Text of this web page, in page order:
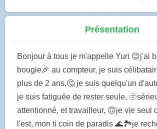
Présentation
Bonjour à tous je m'appelle Yuri 😊j'ai
bougie🎉 au compteur, je suis
plus de 2 ans,🤔 je suis quelqu'un
je suis fatiguée de rester seule,
attentionné, et travailleur, 🙃je vie seul
l'est, mon ti coin de paradis 🌊🏞️je